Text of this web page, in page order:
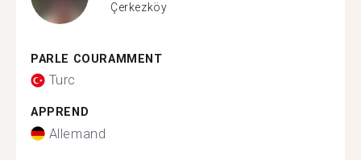
Çerkezköy
PARLE COURAMMENT
Turc
APPREND
Allemand